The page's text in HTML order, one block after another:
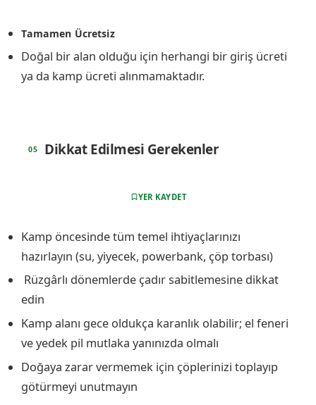
Tamamen Ücretsiz
Doğal bir alan olduğu için herhangi bir giriş ücreti
ya da kamp ücreti alınmamaktadır.
Dikkat Edilmesi Gerekenler
YER KAYDET
Kamp öncesinde tüm temel ihtiyaçlarınızı
hazırlayın (su, yiyecek, powerbank, çöp torbası)
️ Rüzgârlı dönemlerde çadır sabitlemesine dikkat
edin
Kamp alanı gece oldukça karanlık olabilir; el feneri
ve yedek pil mutlaka yanınızda olmalı
Doğaya zarar vermemek için çöplerinizi toplayıp
götürmeyi unutmayın